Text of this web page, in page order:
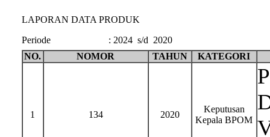
LAPORAN DATA PRODUK
Periode
: 2024 s/d 2020
NO.
NOMOR TAHUN KATEGORI
1 134 2020
Keputusan
Kepala BPOM